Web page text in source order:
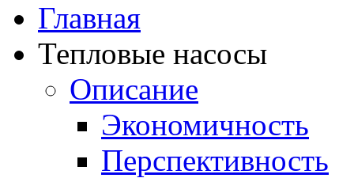
Главная
Тепловые насосы
Описание
Экономичность
Перспективность